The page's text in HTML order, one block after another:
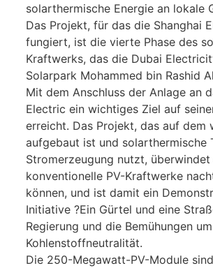
solarthermische Energie an lokale
Das Projekt, für das die Shanghai
fungiert, ist die vierte Phase des
Kraftwerks, das die Dubai
Solarpark Mohammed bin Rashid
Mit dem Anschluss der Anlage an
Electric ein wichtiges Ziel auf
erreicht. Das Projekt, das auf dem
aufgebaut ist und solarthermische
Stromerzeugung nutzt,
konventionelle PV-Kraftwerke
können, und ist damit ein
Initiative ?Ein Gürtel und eine
Regierung und die Bemühungen
Kohlenstoffneutralität.
Die 250-Megawatt-PV-Module